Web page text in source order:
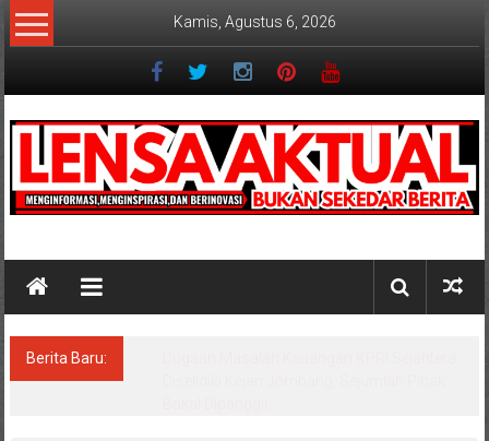
Lompat
ke
Kamis, Agustus 6, 2026
Berita Baru: